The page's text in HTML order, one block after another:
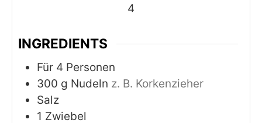
4
INGREDIENTS
Für 4 Personen
300 g Nudeln z. B. Korkenzieher
Salz
1 Zwiebel